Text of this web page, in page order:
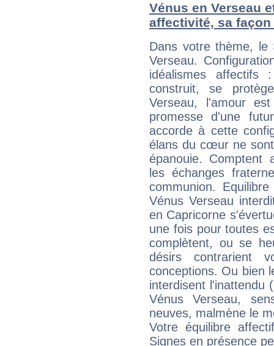
Vénus en Verseau
affectivité, sa
Dans votre thème, le
Verseau.
idéalismes affectifs
construit, se
Verseau, l'amour
promesse d'une
accorde à cette
élans du cœur ne
épanouie. Comptent
les échanges
communion.
Vénus Verseau
en Capricorne
une fois pour toutes
complètent, ou se
désirs contrarient
conceptions. Ou bien
interdisent l'inattendu
Vénus Verseau,
neuves, malmène le
Votre équilibre
Signes en présence